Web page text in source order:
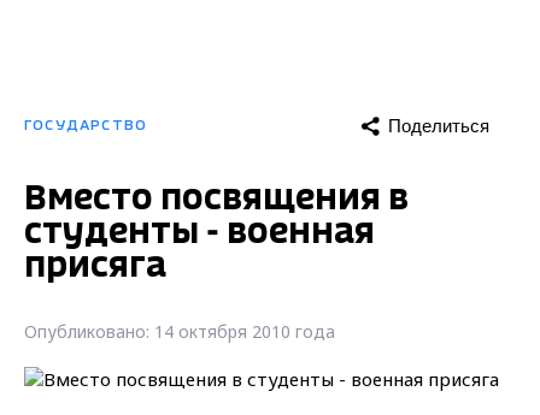
ГОСУДАРСТВО Поделиться
Вместо посвящения в
студенты - военная
присяга
Опубликовано: 14 октября 2010 года